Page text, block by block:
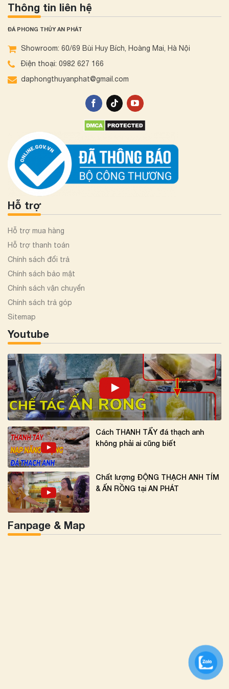
Thông tin liên hệ
ĐÁ PHONG THỦY AN PHÁT
Showroom: 60/69 Bùi Huy Bích, Hoàng Mai, Hà Nội
Điện thoại: 0982 627 166
daphongthuyanphat@gmail.com
Hỗ trợ
Hỗ trợ mua hàng
Hỗ trợ thanh toán
Chính sách đổi trả
Chính sách bảo mật
Chính sách vận chuyển
Chính sách trả góp
Sitemap
Youtube
Cách THANH TẨY đá thạch anh
không phải ai cũng biết
Chất lượng ĐỘNG THẠCH ANH TÍM
& ẤN RỒNG tại AN PHÁT
Fanpage & Map